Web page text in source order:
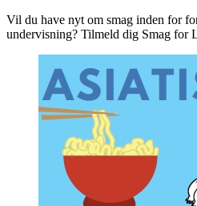
Vil du have nyt om smag inden for
undervisning? Tilmeld dig Smag for